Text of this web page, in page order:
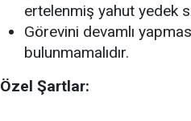
ertelenmiş yahut yedek
Görevini devamlı
bulunmamalıdır.
Özel Şartlar: